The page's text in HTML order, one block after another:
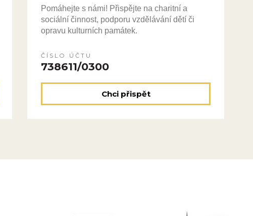
Pomáhejte s námi! Přispějte na charitní a
sociální činnost, podporu vzdělávání dětí či
opravu kulturních památek.
ČÍSLO ÚČTU
738611/0300
Chci přispět